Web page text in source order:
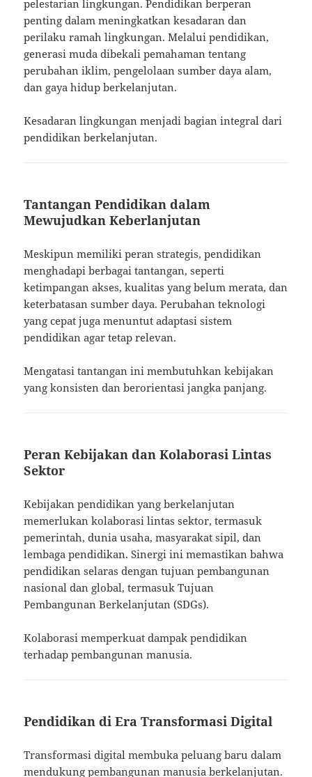
pelestarian lingkungan. Pendidikan berperan
penting dalam meningkatkan kesadaran dan
perilaku ramah lingkungan. Melalui pendidikan,
generasi muda dibekali pemahaman tentang
perubahan iklim, pengelolaan sumber daya alam,
dan gaya hidup berkelanjutan.
Kesadaran lingkungan menjadi bagian integral dari
pendidikan berkelanjutan.
Tantangan Pendidikan dalam
Mewujudkan Keberlanjutan
Meskipun memiliki peran strategis, pendidikan
menghadapi berbagai tantangan, seperti
ketimpangan akses, kualitas yang belum merata, dan
keterbatasan sumber daya. Perubahan teknologi
yang cepat juga menuntut adaptasi sistem
pendidikan agar tetap relevan.
Mengatasi tantangan ini membutuhkan kebijakan
yang konsisten dan berorientasi jangka panjang.
Peran Kebijakan dan Kolaborasi Lintas
Sektor
Kebijakan pendidikan yang berkelanjutan
memerlukan kolaborasi lintas sektor, termasuk
pemerintah, dunia usaha, masyarakat sipil, dan
lembaga pendidikan. Sinergi ini memastikan bahwa
pendidikan selaras dengan tujuan pembangunan
nasional dan global, termasuk Tujuan
Pembangunan Berkelanjutan (SDGs).
Kolaborasi memperkuat dampak pendidikan
terhadap pembangunan manusia.
Pendidikan di Era Transformasi Digital
Transformasi digital membuka peluang baru dalam
mendukung pembangunan manusia berkelanjutan.